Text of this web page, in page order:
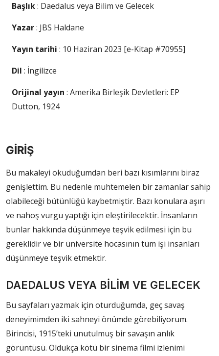
Başlık: Daedalus veya Bilim ve Gelecek
Yazar: JBS Haldane
Yayın tarihi : 10 Haziran 2023 [e-Kitap #70955]
Dil : İngilizce
Orijinal yayın : Amerika Birleşik Devletleri: EP
Dutton, 1924
GİRİŞ
Bu makaleyi okuduğumdan beri bazı kısımlarını biraz
genişlettim. Bu nedenle muhtemelen bir zamanlar sahip
olabileceği bütünlüğü kaybetmiştir. Bazı konulara aşırı
ve nahoş vurgu yaptığı için eleştirilecektir. İnsanların
bunlar hakkında düşünmeye teşvik edilmesi için bu
gereklidir ve bir üniversite hocasının tüm işi insanları
düşünmeye teşvik etmektir.
DAEDALUS VEYA BİLİM VE GELECEK
Bu sayfaları yazmak için oturduğumda, geç savaş
deneyimimden iki sahneyi önümde görebiliyorum.
Birincisi, 1915’teki unutulmuş bir savaşın anlık
görüntüsü. Oldukça kötü bir sinema filmi izlenimi